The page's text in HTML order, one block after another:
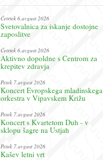
Četrtek 6.avgust 2026
Svetovalnica za iskanje dostojne
zaposlitve
Četrtek 6.avgust 2026
Aktivno dopoldne s Centrom za
krepitev zdravja
Petek 7.avgust 2026
Koncert Evropskega mladinskega
orkestra v Vipavskem Križu
Petek 7.avgust 2026
Koncert s Kvartetom Duh - v
sklopu šagre na Ustjah
Petek 7.avgust 2026
Kašev letni vrt